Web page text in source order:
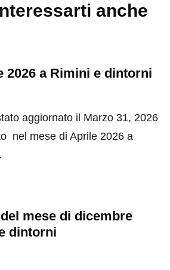
anche
2026 a Rimini e dintorni
aggiornato il Marzo 31, 2026
nel mese di Aprile 2026 a
mese di dicembre
dintorni